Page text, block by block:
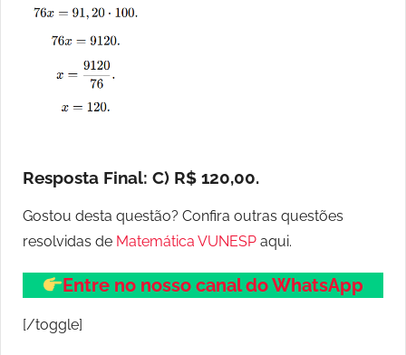
Resposta Final: C) R$ 120,00.
Gostou desta questão? Confira outras questões
resolvidas de Matemática VUNESP aqui.
Entre no nosso canal do WhatsApp
[/toggle]